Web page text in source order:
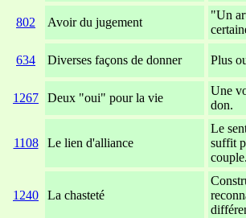
802 Avoir du jugement
"Un
634 Diverses façons de donner Plus
1267 Deux "oui" pour la vie
Une
don.
1108 Le lien d'alliance
Le
suffit
couple.
1240 La chasteté